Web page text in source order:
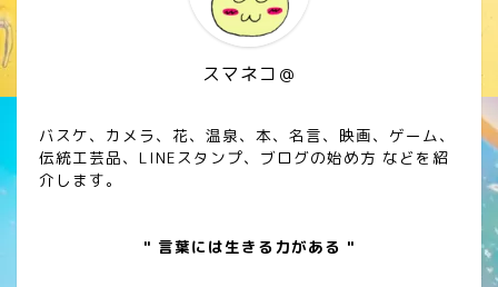
スマネコ＠
バスケ、カメラ、花、温泉、本、名言、映画、ゲーム、
伝統工芸品、LINEスタンプ、ブログの始め方 などを紹
介します。
" 言葉には生きる力がある "